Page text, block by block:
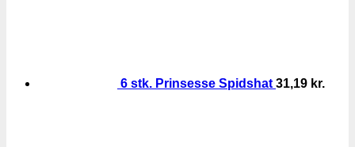
6 stk. Prinsesse Spidshat 31,19 kr.